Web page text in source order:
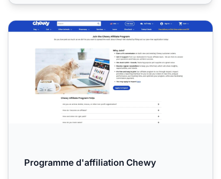
Programme d'affiliation Chewy
Programme d'affiliation Chewy